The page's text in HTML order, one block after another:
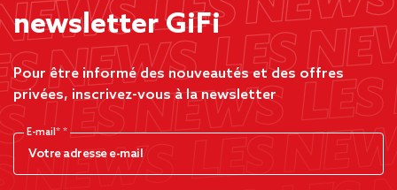
newsletter GiFi
Pour être informé des nouveautés et des offres
privées, inscrivez-vous à la newsletter
E-mail*